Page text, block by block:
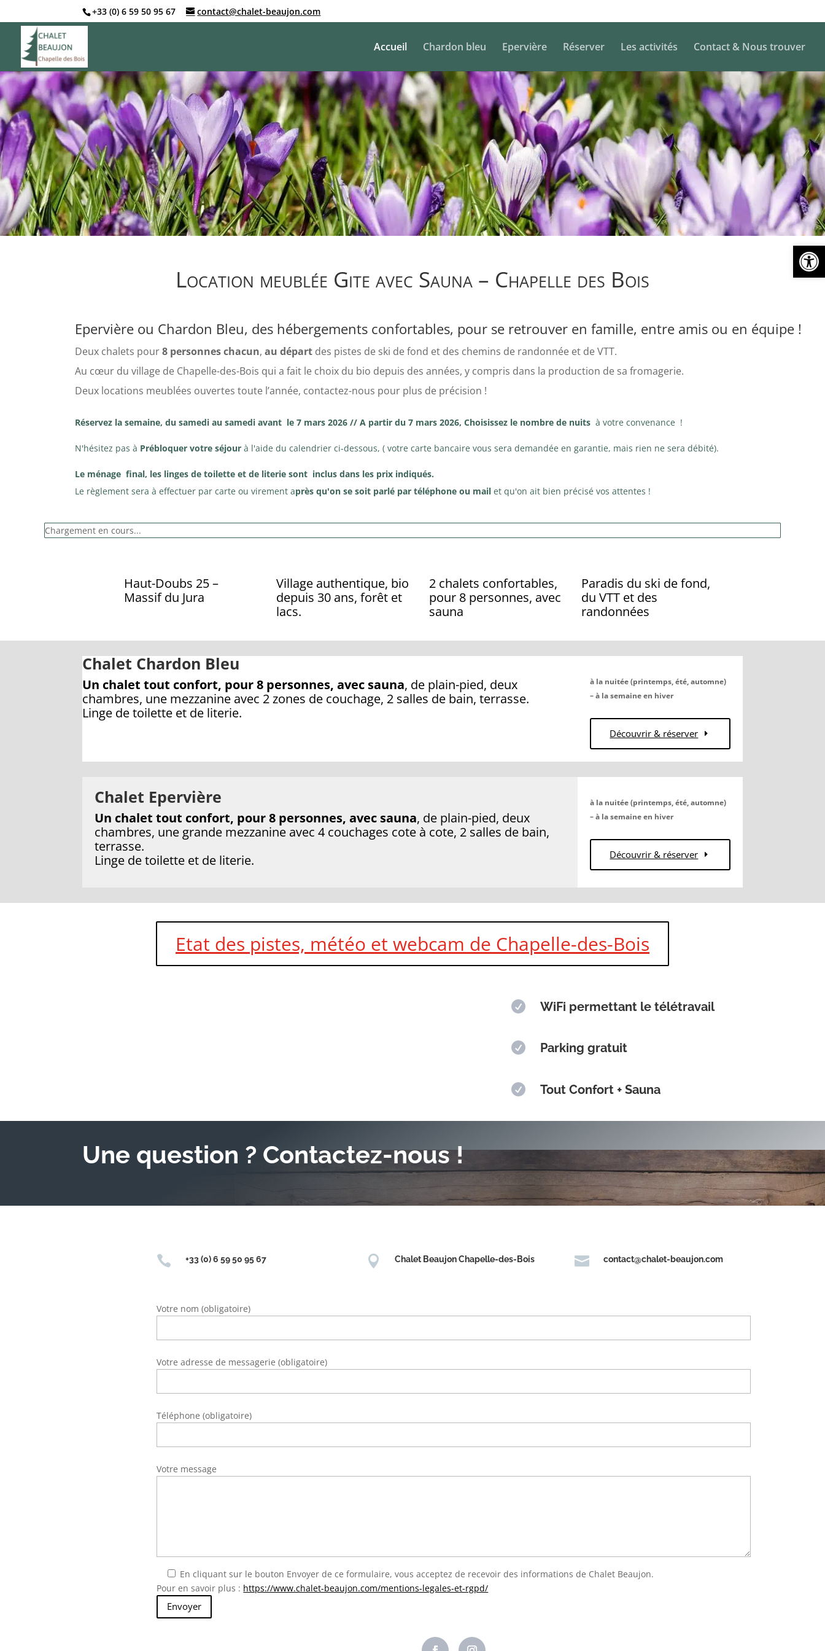
Ouvrir
+33 (0) 6 59 50 95 67 contact@chalet-beaujon.com
Accueil Chardon bleu Epervière Réserver Les activités Contact & Nous trouver
Location meublée Gite avec Sauna – Chapelle des Bois
Epervière ou Chardon Bleu, des hébergements confortables, pour se retrouver en famille, entre amis ou en équipe !
Deux chalets pour8 personnes chacun, au départ des pistes de ski de fond et des chemins de randonnée et de VTT.
Au cœur du village de Chapelle-des-Bois qui a fait le choix du bio depuis des années, y compris dans la production de sa fromagerie.
Deux locations meublées ouvertes toute l’année, contactez-nous pour plus de précision !
Réservez la semaine, du samedi au samedi avant le 7 mars 2026 // A partir du 7 mars 2026, Choisissez le nombre de nuits à votre convenance !
N'hésitez pas à Prébloquer votre séjour à l'aide du calendrier ci-dessous, ( votre carte bancaire vous sera demandée en garantie, mais rien ne sera débité).
Le ménage final, les linges de toilette et de literie sont inclus dans les prix indiqués.
Le règlement sera à effectuer par carte ou virement après qu'on se soit parlé par téléphone ou mail et qu'on ait bien précisé vos attentes !
Chargement en cours...
Haut-Doubs 25 –
Massif du Jura
Village authentique, bio
depuis 30 ans, forêt et
lacs.
2 chalets confortables,
pour 8 personnes, avec
sauna
Paradis du ski de fond,
du VTT et des
randonnées
Chalet Chardon Bleu
Un chalet tout confort, pour 8 personnes, avec sauna, de plain-pied, deux
chambres, une mezzanine avec 2 zones de couchage, 2 salles de bain, terrasse.
Linge de toilette et de literie.
à la nuitée (printemps, été, automne)
– à la semaine en hiver
Découvrir & réserver
Chalet Epervière
Un chalet tout confort, pour 8 personnes, avec sauna, de plain-pied, deux
chambres, une grande mezzanine avec 4 couchages cote à cote, 2 salles de bain,
terrasse.
Linge de toilette et de literie.
à la nuitée (printemps, été, automne)
– à la semaine en hiver
Découvrir & réserver
Etat des pistes, météo et webcam de Chapelle-des-Bois
 WiFi permettant le télétravail
 Parking gratuit
 Tout Confort + Sauna
Une question ? Contactez-nous !
 +33 (0) 6 59 50 95 67  Chalet Beaujon Chapelle-des-Bois  contact@chalet-beaujon.com
Votre nom (obligatoire)
Votre adresse de messagerie (obligatoire)
Téléphone (obligatoire)
Votre message
En cliquant sur le bouton Envoyer de ce formulaire, vous acceptez de recevoir des informations de Chalet Beaujon.
Pour en savoir plus : https://www.chalet-beaujon.com/mentions-legales-et-rgpd/
Envoyer